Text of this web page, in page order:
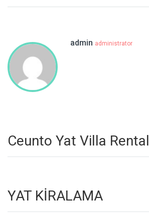
admin administrator
Ceunto Yat Villa Rental
YAT KİRALAMA